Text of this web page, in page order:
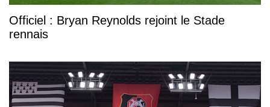
Officiel : Bryan Reynolds rejoint le Stade
rennais